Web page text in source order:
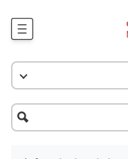
وبلاگ
جاذبه گردشگری